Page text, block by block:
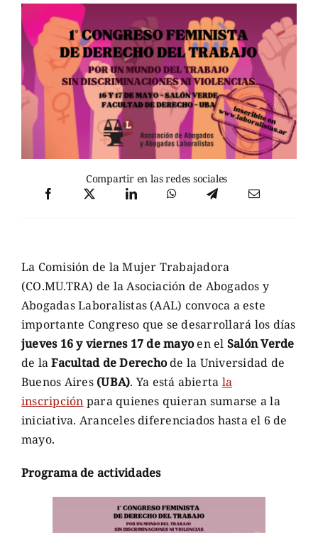
Compartir en las redes sociales
La Comisión de la Mujer Trabajadora
(CO.MU.TRA) de la Asociación de Abogados y
Abogadas Laboralistas (AAL) convoca a este
importante Congreso que se desarrollará los días
jueves 16 y viernes 17 de mayoen el Salón Verde
de laFacultad de Derechode la Universidad de
Buenos Aires(UBA). Ya está abierta la
inscripción para quienes quieran sumarse a la
iniciativa. Aranceles diferenciados hasta el 6 de
mayo.
Programa de actividades